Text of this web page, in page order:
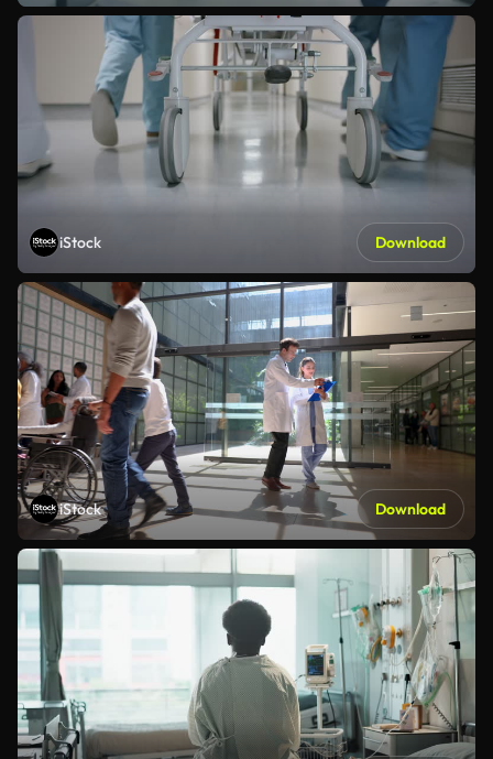
iStock Download
iStock Download